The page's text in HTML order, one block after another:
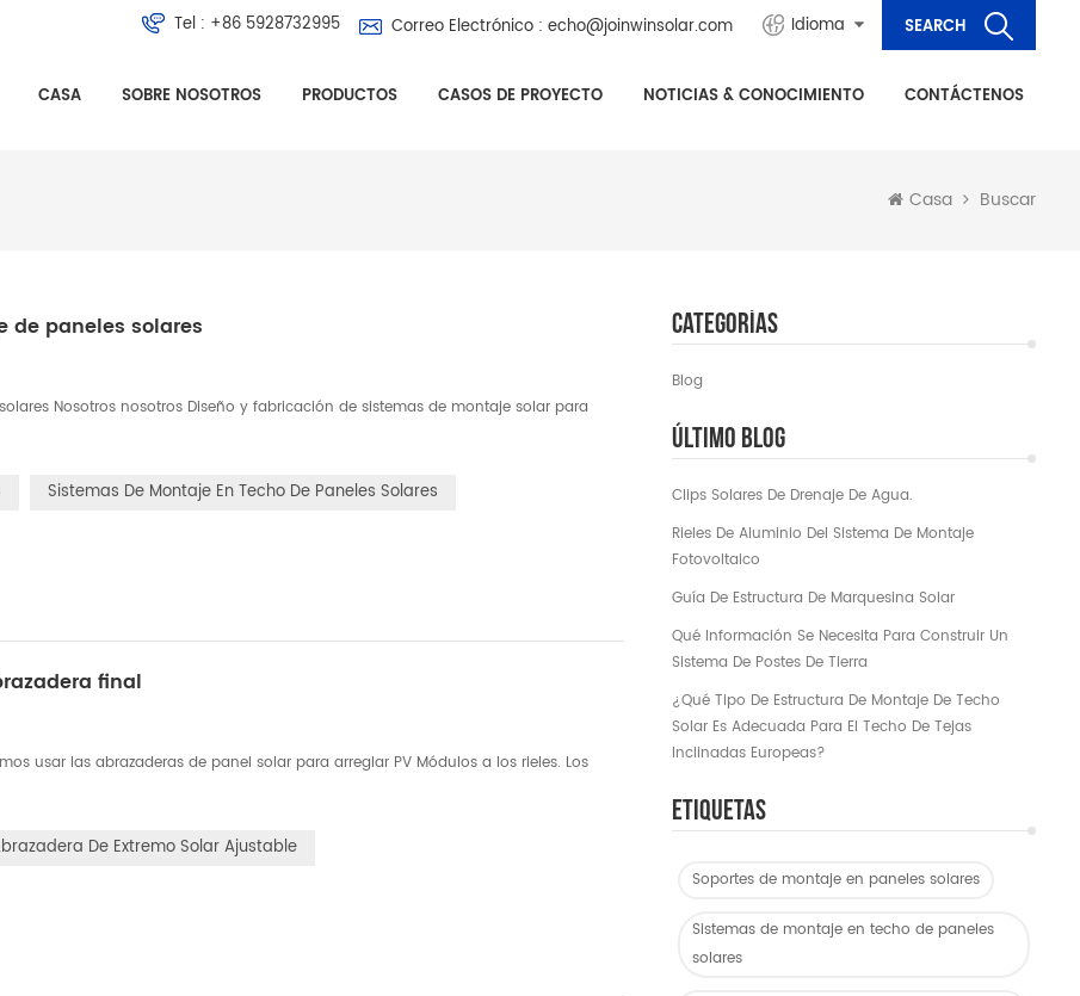
Idioma
Tel : +86 5928732995 Correo Electrónico : echo@joinwinsolar.com
CASA SOBRE NOSOTROS PRODUCTOS CASOS DE PROYECTO NOTICIAS & CONOCIMIENTO CONTÁCTENOS
Casa Buscar
Categorías
Blog
Último Blog
Clips Solares De Drenaje De Agua.
Rieles De Aluminio Del Sistema De Montaje
Fotovoltaico
Guía De Estructura De Marquesina Solar
Qué Información Se Necesita Para Construir Un
Sistema De Postes De Tierra
¿Qué Tipo De Estructura De Montaje De Techo
Solar Es Adecuada Para El Techo De Tejas
Inclinadas Europeas?
Etiquetas
Soportes de montaje en paneles solares
Sistemas de montaje en techo de paneles
solares
de paneles solares
Nosotros nosotros Diseño y fabricación de sistemas de montaje solar para
Sistemas De Montaje En Techo De Paneles Solares
final
usar las abrazaderas de panel solar para arreglar PV Módulos a los rieles. Los
De Extremo Solar Ajustable